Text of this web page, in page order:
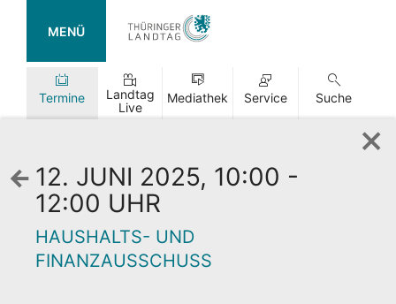
MENÜ
Termine
Zurück
Wochenansicht
12. JUNI 2025, 10:00 -
12:00 UHR
HAUSHALTS- UND
FINANZAUSSCHUSS
Landtag
Live
Mediathek Service Suche